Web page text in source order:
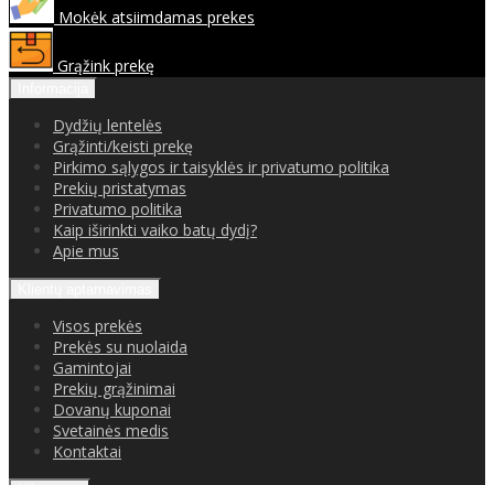
Mokėk atsiimdamas prekes
Grąžink prekę
Dydžių lentelės
Grąžinti/keisti prekę
Pirkimo sąlygos ir taisyklės ir privatumo politika
Prekių pristatymas
Privatumo politika
Kaip iširinkti vaiko batų dydį?
Apie mus
Visos prekės
Prekės su nuolaida
Gamintojai
Prekių grąžinimai
Dovanų kuponai
Svetainės medis
Kontaktai